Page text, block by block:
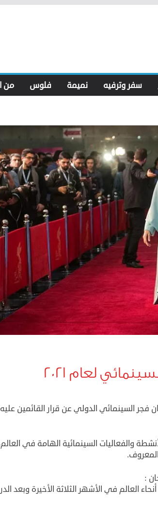
سفر وترفيه نميمة فلوس من
لعام ٢٠٢١
السينمائي الدولي عن قرار القائمين عليه
نالت من كل الأنشطة والفعاليات السينمائية الهامة في
المعروف.
:
العالم في الأشهر الثلاثة الأخيرة وبعد